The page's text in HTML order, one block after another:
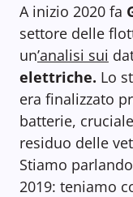
A inizio 2020 fa
settore delle
un’analisi sui
elettriche. Lo
era finalizzato
batterie,
residuo delle
Stiamo
2019: teniamo